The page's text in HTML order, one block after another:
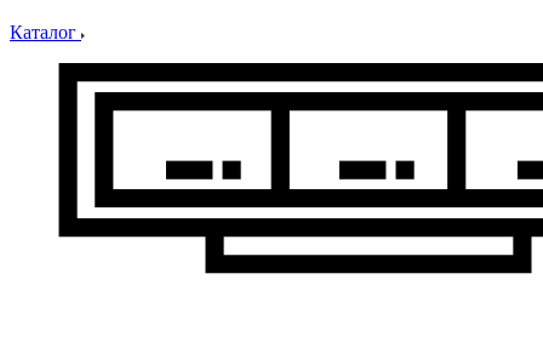
Каталог